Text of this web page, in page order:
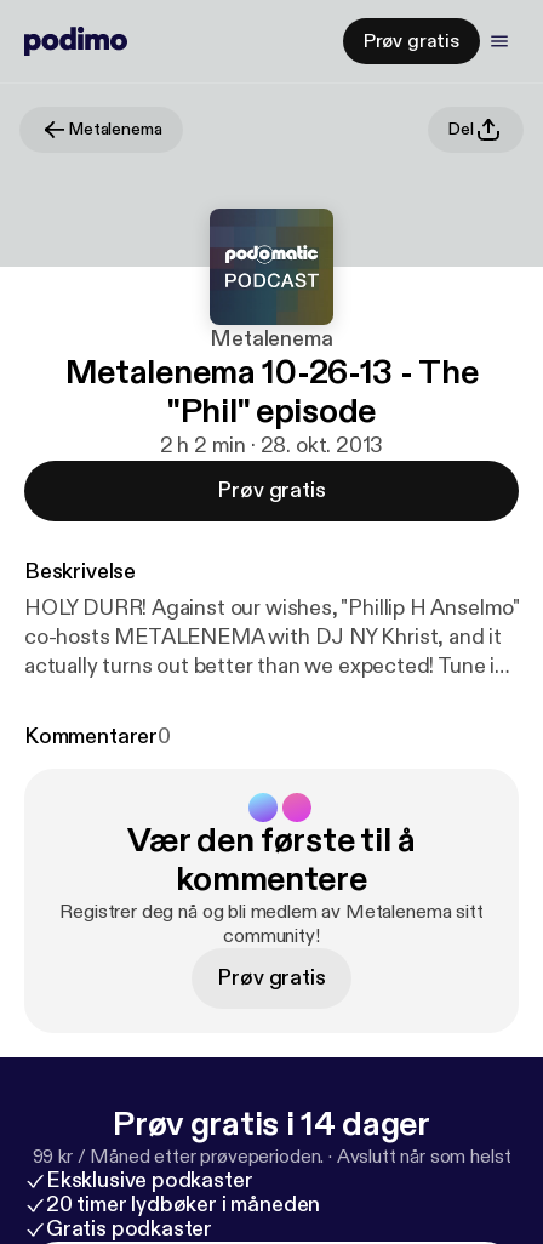
Prøv gratis
Metalenema Del
Metalenema
Metalenema 10-26-13 - The
"Phil" episode
2 h 2 min · 28. okt. 2013
Prøv gratis
Beskrivelse
HOLY DURR! Against our wishes, "Phillip H Anselmo"
co-hosts METALENEMA with DJ NY Khrist, and it
actually turns out better than we expected! Tune in
voices impersonated.***
Kommentarer0
Vær den første til å
kommentere
Registrer deg nå og bli medlem av Metalenema sitt
community!
Prøv gratis
Prøv gratis i 14 dager
99 kr / Måned etter prøveperioden. · Avslutt når som helst
Eksklusive podkaster
20 timer lydbøker i måneden
Gratis podkaster